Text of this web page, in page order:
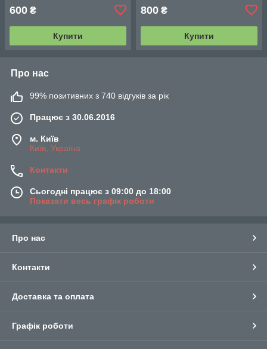
600 ₴
Купити
800 ₴
Купити
Про нас
99% позитивних з 740 відгуків за рік
Працює з 30.06.2016
м. Київ
Київ, Україна
Контакти
Сьогодні працює з 09:00 до 18:00
Показати весь графік роботи
Про нас
Контакти
Доставка та оплата
Графік роботи